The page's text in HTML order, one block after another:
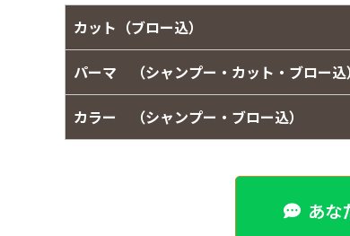
カット（ブロー込）
パーマ （シャンプー・カット・ブロー込）
カラー （シャンプー・ブロー込）
あな